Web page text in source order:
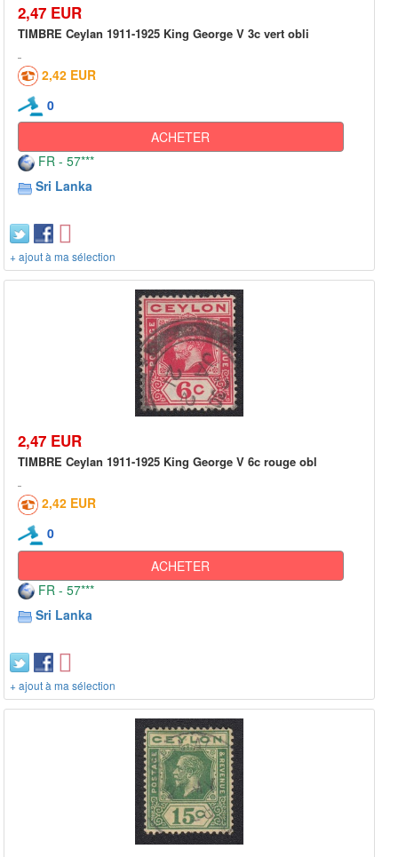
2,47 EUR
TIMBRE Ceylan 1911-1925 King George V 3c vert obli
2,42 EUR
0
ACHETER
FR - 57***
Sri Lanka
+ ajout à ma sélection
2,47 EUR
TIMBRE Ceylan 1911-1925 King George V 6c rouge obl
2,42 EUR
0
ACHETER
FR - 57***
Sri Lanka
+ ajout à ma sélection